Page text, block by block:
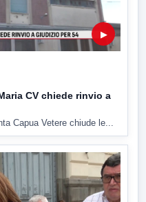
▶
CV chiede rinvio a
Capua Vetere chiude le...